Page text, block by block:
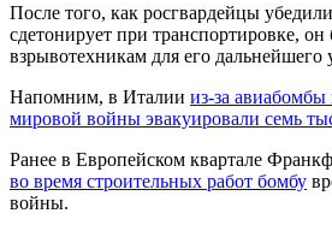
После того, как росгвардейцы
сдетонирует при транспортировке, он
взрывотехникам для его дальнейшего
Напомним, в Италии из-за
мировой войны эвакуировали семь
Ранее в Европейском квартале
во время строительных работ бомбу
войны.